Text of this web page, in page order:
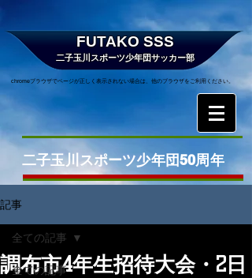
FUTAKO SSS
二子玉川スポーツ少年団サッカー部
chromeブラウザでページが正しく表示されない場合は、他のブラウザをご利用ください。
二子玉川スポーツ少年団50周年
記事
全ての記事
全ての記事
調布市4年生招待大会・2日